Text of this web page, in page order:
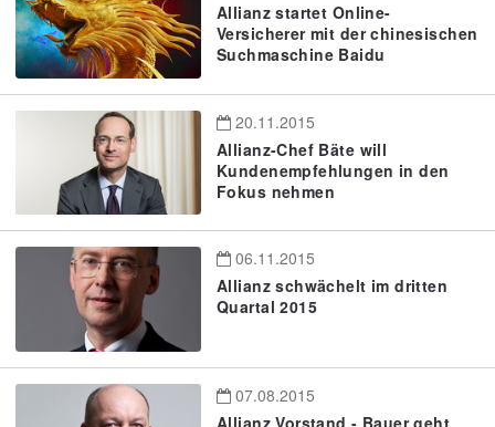
Allianz startet Online-
Versicherer mit der chinesischen
Suchmaschine Baidu
20.11.2015
Allianz-Chef Bäte will
Kundenempfehlungen in den
Fokus nehmen
06.11.2015
Allianz schwächelt im dritten
Quartal 2015
07.08.2015
Allianz Vorstand - Bauer geht